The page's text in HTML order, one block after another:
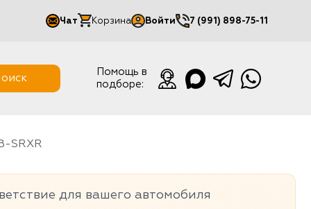
Чат Корзина Войти
Мой кабинет
7 (991) 898-75-11
Помощь в
подборе:
SRXR
для вашего автомобиля